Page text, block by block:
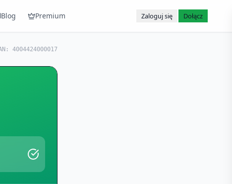
Blog Premium Zaloguj się Dołącz
4004424000017